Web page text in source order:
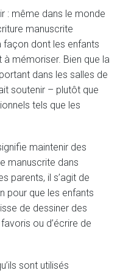
: même dans le monde
manuscrite
façon dont les enfants
à mémoriser. Bien que la
dans les salles de
soutenir – plutôt que
tels que les
maintenir des
manuscrite dans
parents, il s’agit de
pour que les enfants
de dessiner des
ou d’écrire de
sont utilisés